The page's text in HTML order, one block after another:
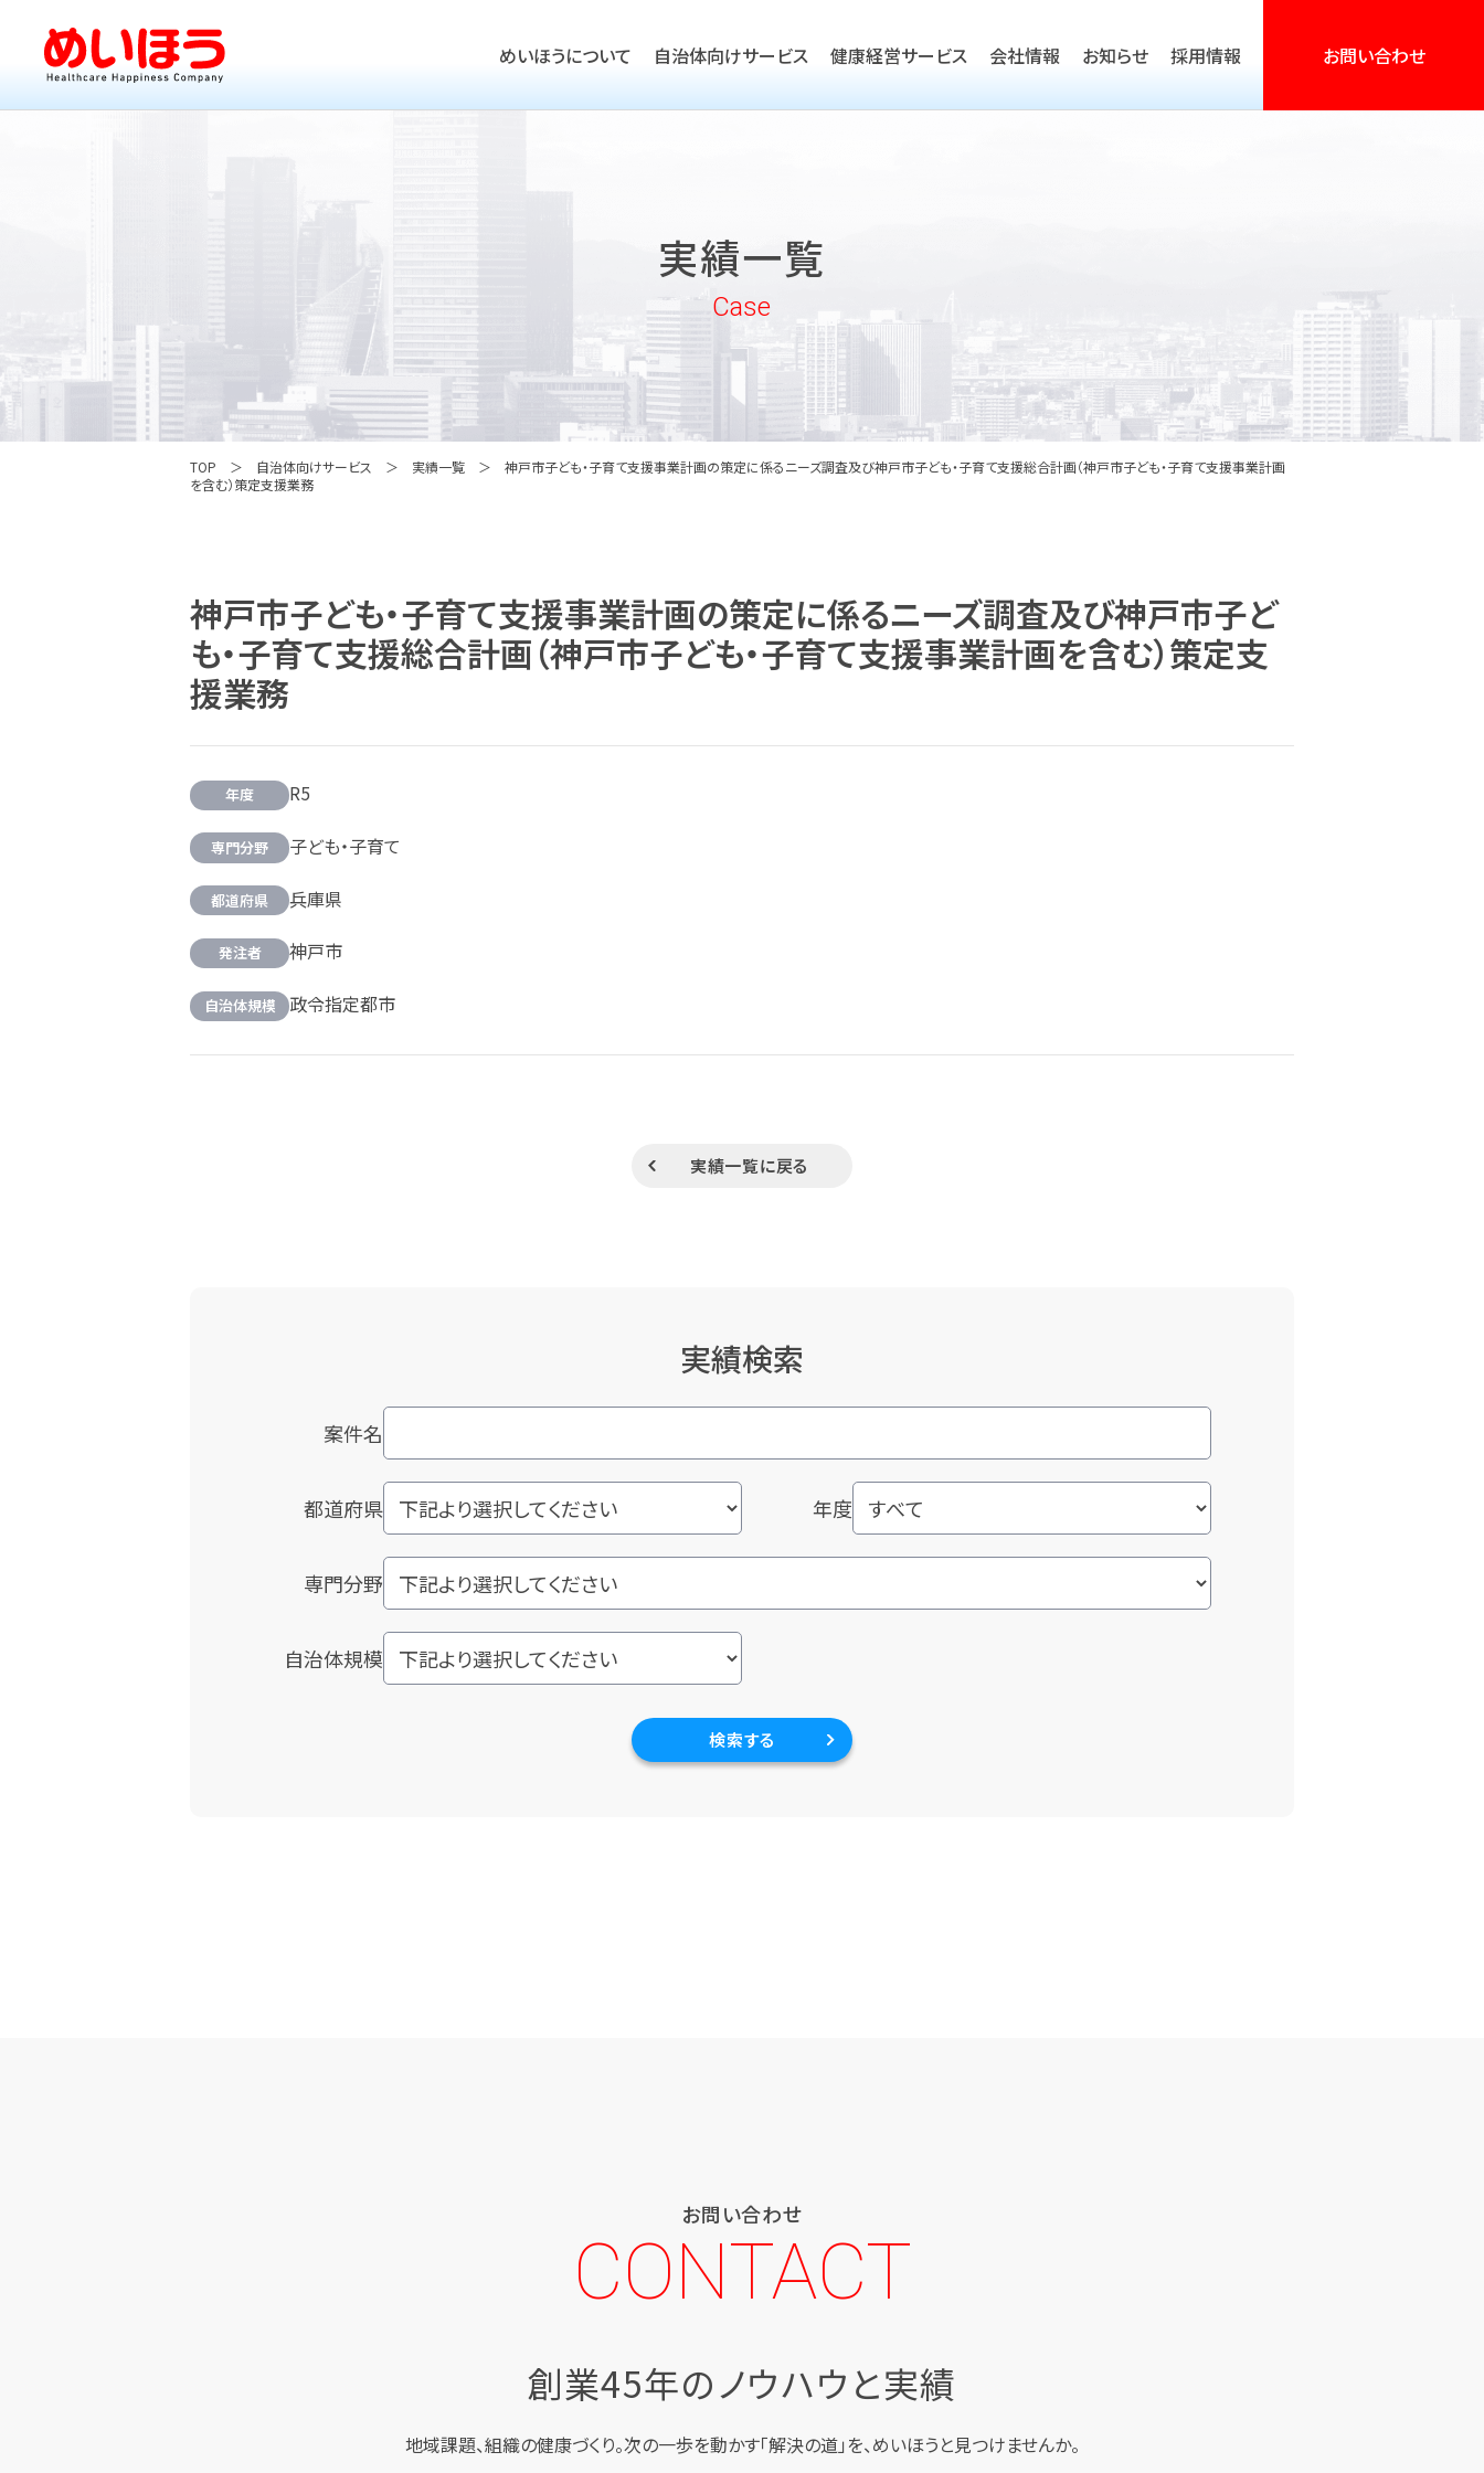
めいほうについて 自治体向けサービス
実績一覧
健康経営サービス
健康経営優良法人取得支援
企業向けヘルスケア・健康経営活動支援
会社情報
沿革
めいほうの取り組み
めいほうの歴史
お知らせ 採用情報 お問い合わせ
実績一覧
Case
TOP 自治体向けサービス 実績一覧
神戸市子ども・子育て支援事業計画の策定に係るニーズ調査及び神戸市子ども・子育て支援総合計画（神戸市子ども・子育て支援事業計画
を含む）策定支援業務
神戸市子ども・子育て支援事業計画の策定に係るニーズ調査及び神戸市子ど
も・子育て支援総合計画（神戸市子ども・子育て支援事業計画を含む）策定支
援業務
年度 R5
専門分野 子ども・子育て
都道府県 兵庫県
発注者 神戸市
自治体規模 政令指定都市
実績一覧に戻る
実績検索
案件名
都道府県 年度
専門分野
自治体規模
検索する
お問い合わせ
CONTACT
創業45年のノウハウと実績
地域課題、組織の健康づくり。次の一歩を動かす「解決の道」を、めいほうと見つけませんか。